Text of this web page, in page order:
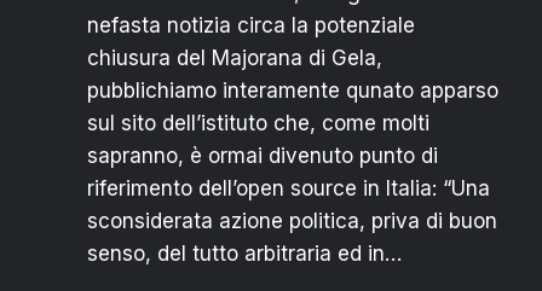
nefasta notizia circa la potenziale
chiusura del Majorana di Gela,
pubblichiamo interamente qunato apparso
sul sito dell’istituto che, come molti
sapranno, è ormai divenuto punto di
riferimento dell’open source in Italia: “Una
sconsiderata azione politica, priva di buon
senso, del tutto arbitraria ed in…